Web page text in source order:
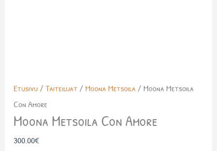
Etusivu/ Taiteilijat / Moona Metsoila / Moona Metsoila
Con Amore
Moona Metsoila Con Amore
300.00€